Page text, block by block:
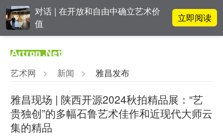
对话 | 在开放和自由中确立艺术价
值
立即阅读
粤籍留美艺术家
张瀚文：以物质媒介具象化精神世
界
翟莫梵：绘画少年的广阔天空
艺术网 > 新闻 > 雅昌发布
雅昌现场 | 陕西开源2024秋拍精品展：“艺
贵独创”的多幅石鲁艺术佳作和近现代大师云
集的精品